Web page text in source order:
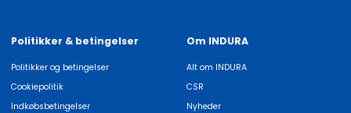
Politikker & betingelser
Politikker og betingelser
Cookiepolitik
Indkøbsbetingelser
Om INDURA
Alt om INDURA
CSR
Nyheder